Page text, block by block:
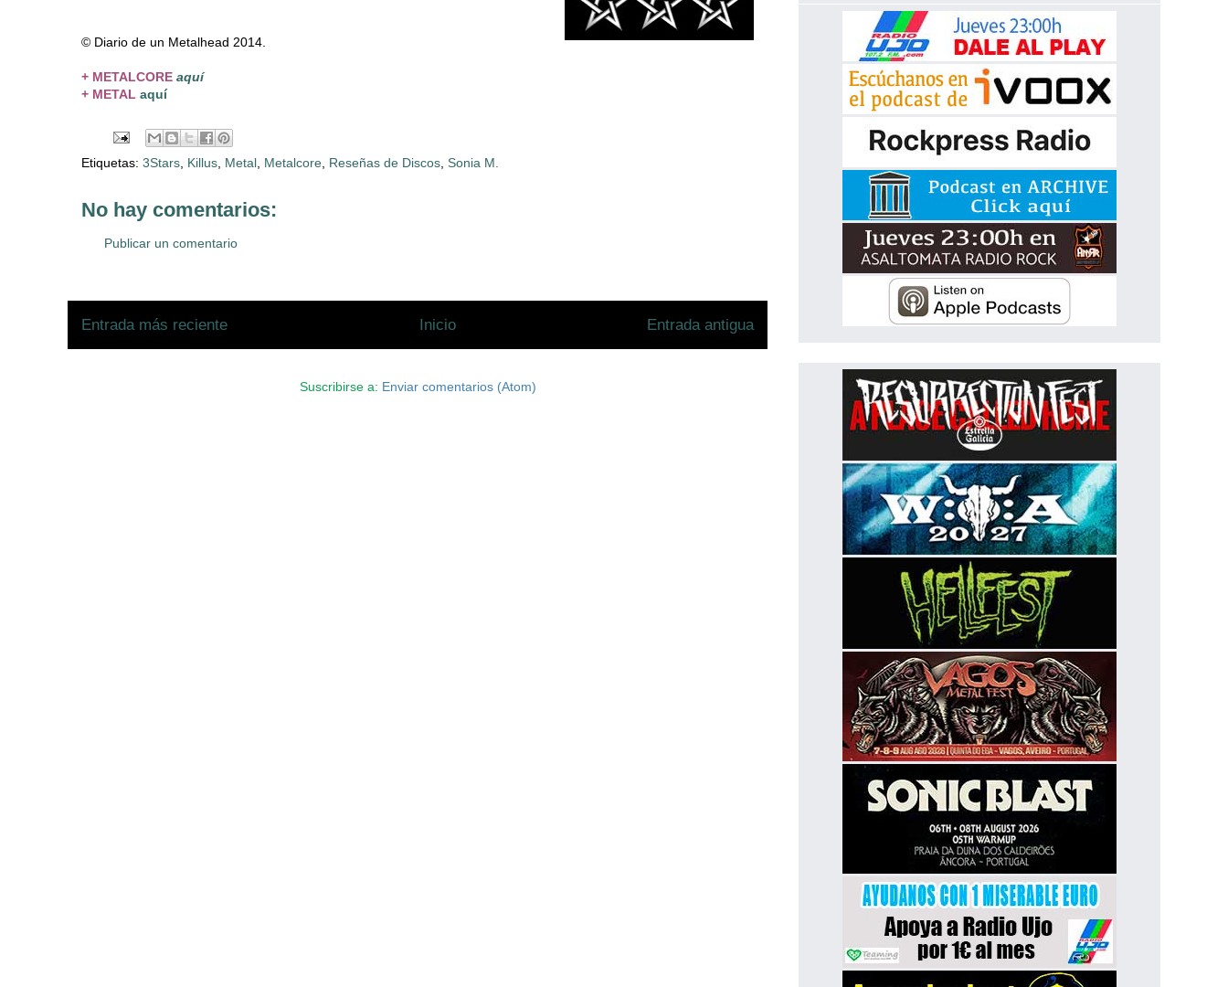
© Diario de un Metalhead 2014.
+ METALCORE aquí
+ METAL aquí
Etiquetas: 3Stars, Killus, Metal, Metalcore, Reseñas de Discos, Sonia M.
No hay comentarios:
Publicar un comentario
Entrada más reciente Entrada antigua
Inicio
Suscribirse a: Enviar comentarios (Atom)